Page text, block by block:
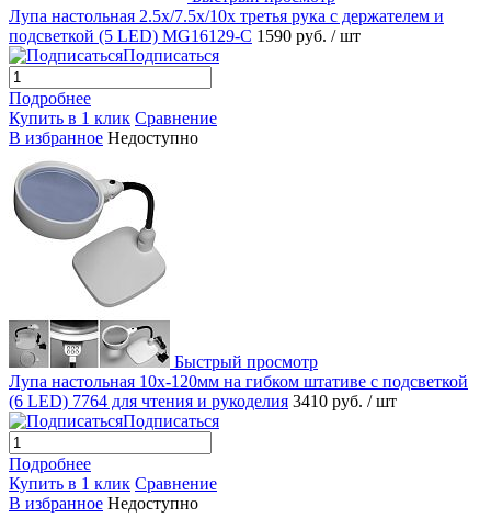
Лупа настольная 2.5x/7.5x/10x третья рука с держателем и
подсветкой (5 LED) MG16129-С 1590 руб. / шт
Подписаться
Подробнее
Купить в 1 клик Сравнение
В избранное Недоступно
Быстрый просмотр
Лупа настольная 10x-120мм на гибком штативе с подсветкой
(6 LED) 7764 для чтения и рукоделия 3410 руб. / шт
Подписаться
Подробнее
Купить в 1 клик Сравнение
В избранное Недоступно